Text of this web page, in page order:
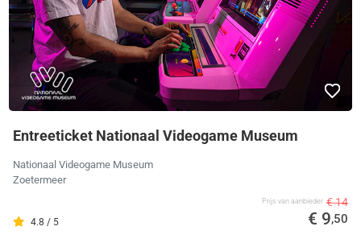
Entreeticket Nationaal Videogame Museum
Nationaal Videogame Museum
Zoetermeer
4.8 / 5
Prijs van aanbieder € 14
€ 9,50